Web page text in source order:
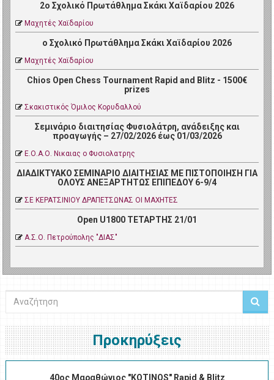
2ο Σχολικό Πρωτάθλημα Σκάκι Χαϊδαρίου 2026
Μαχητές Χαϊδαρίου
ο Σχολικό Πρωτάθλημα Σκάκι Χαϊδαρίου 2026
Μαχητές Χαϊδαρίου
Chios Open Chess Tournament Rapid and Blitz - 1500€
prizes
Σκακιστικός Όμιλος Κορυδαλλού
Σεμινάριο διαιτησίας Φυσιολάτρη, ανάδειξης και
προαγωγής – 27/02/2026 έως 01/03/2026
Ε.Ο.Α.Ο. Νικαιας ο Φυσιολατρης
ΔΙΑΔΙΚΤΥΑΚΟ ΣΕΜΙΝΑΡΙΟ ΔΙΑΙΤΗΣΙΑΣ ΜΕ ΠΙΣΤΟΠΟΙΗΣΗ ΓΙΑ
ΟΛΟΥΣ ΑΝΕΞΑΡΤΗΤΩΣ ΕΠΙΠΕΔΟΥ 6-9/4
ΣΕ ΚΕΡΑΤΣΙΝΙΟΥ ΔΡΑΠΕΤΣΩΝΑΣ ΟΙ ΜΑΧΗΤΕΣ
Open U1800 ΤΕΤΑΡΤΗΣ 21/01
Α.Σ.Ο. Πετρoύπολης "ΔΙΑΣ"
Προκηρύξεις
40ος Μαραθώνιος "KOTINOS" Rapid & Blitz